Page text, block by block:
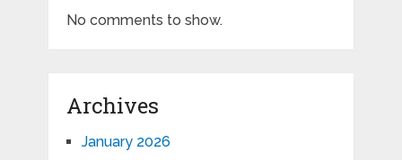
No comments to show.
Archives
January 2026